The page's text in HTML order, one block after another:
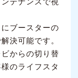
テナンスで視
ブースターの
決可能です。
からの切り替
のライフスタ